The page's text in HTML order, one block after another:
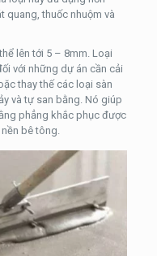
quang, thuốc nhuộm và
lên tới 5 – 8mm. Loại
với những dự án cần cải
thay thế các loại sàn
và tự san bằng. Nó giúp
phẳng khắc phục được
bê tông.